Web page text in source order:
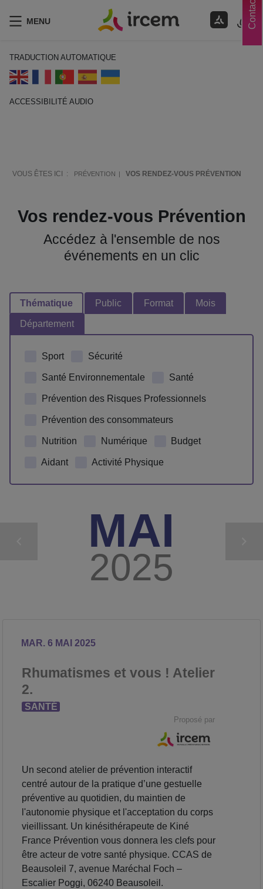
Contacts
MENU
TRADUCTION AUTOMATIQUE
ACCESSIBILITÉ AUDIO
VOUS ÊTES ICI : PRÉVENTION VOS RENDEZ-VOUS PRÉVENTION
Vos rendez-vous Prévention
Accédez à l'ensemble de nos
événements en un clic
Thématique Public Format Mois
Département
Sport Sécurité
Santé Environnementale Santé
Prévention des Risques Professionnels
Prévention des consommateurs
Nutrition Numérique Budget
Aidant Activité Physique
MAI
2025
MAR. 6 MAI 2025
Rhumatismes et vous ! Atelier
2.
SANTÉ
Proposé par
Un second atelier de prévention interactif
centré autour de la pratique d’une gestuelle
préventive au quotidien, du maintien de
l'autonomie physique et l'acceptation du corps
vieillissant. Un kinésithérapeute de Kiné
France Prévention vous donnera les clefs pour
être acteur de votre santé physique. CCAS de
Beausoleil 7, avenue Maréchal Foch –
Escalier Poggi, 06240 Beausoleil.